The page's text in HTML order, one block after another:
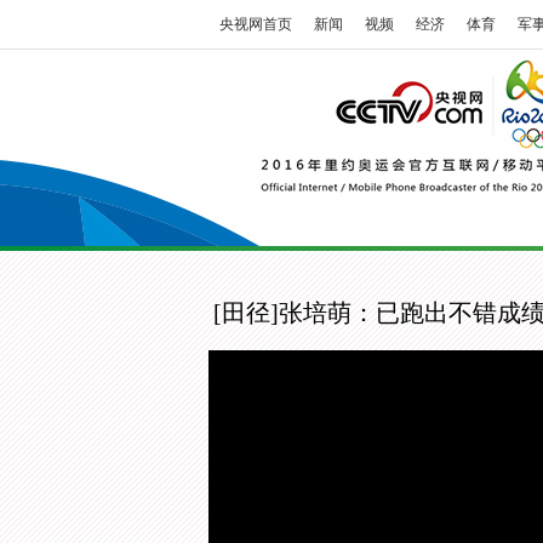
央视网首页 新闻 视频 经济 体育 军
[田径]张培萌：已跑出不错成